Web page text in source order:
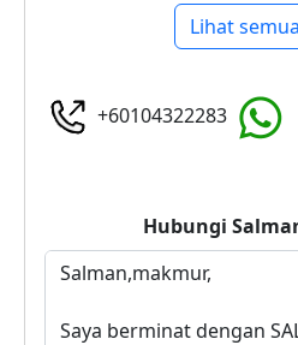
Lihat
+60104322283
Hubungi